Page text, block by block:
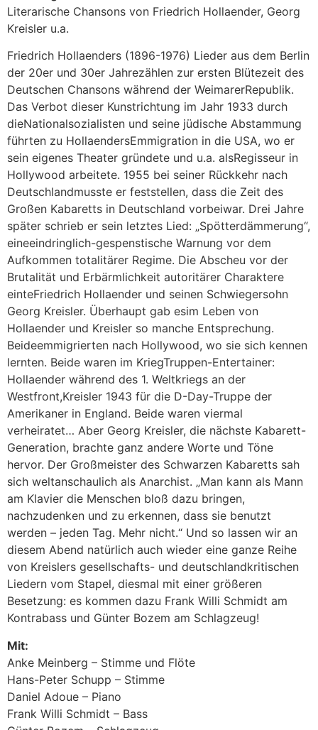
Literarische Chansons von Friedrich Hollaender, Georg
Kreisler u.a.
Friedrich Hollaenders (1896-1976) Lieder aus dem Berlin
der 20er und 30er Jahrezählen zur ersten Blütezeit des
Deutschen Chansons während der WeimarerRepublik.
Das Verbot dieser Kunstrichtung im Jahr 1933 durch
dieNationalsozialisten und seine jüdische Abstammung
führten zu HollaendersEmmigration in die USA, wo er
sein eigenes Theater gründete und u.a. alsRegisseur in
Hollywood arbeitete. 1955 bei seiner Rückkehr nach
Deutschlandmusste er feststellen, dass die Zeit des
Großen Kabaretts in Deutschland vorbeiwar. Drei Jahre
später schrieb er sein letztes Lied: „Spötterdämmerung“,
eineeindringlich-gespenstische Warnung vor dem
Aufkommen totalitärer Regime. Die Abscheu vor der
Brutalität und Erbärmlichkeit autoritärer Charaktere
einteFriedrich Hollaender und seinen Schwiegersohn
Georg Kreisler. Überhaupt gab esim Leben von
Hollaender und Kreisler so manche Entsprechung.
Beideemmigrierten nach Hollywood, wo sie sich kennen
lernten. Beide waren im KriegTruppen-Entertainer:
Hollaender während des 1. Weltkriegs an der
Westfront,Kreisler 1943 für die D-Day-Truppe der
Amerikaner in England. Beide waren viermal
verheiratet… Aber Georg Kreisler, die nächste Kabarett-
Generation, brachte ganz andere Worte und Töne
hervor. Der Großmeister des Schwarzen Kabaretts sah
sich weltanschaulich als Anarchist. „Man kann als Mann
am Klavier die Menschen bloß dazu bringen,
nachzudenken und zu erkennen, dass sie benutzt
werden – jeden Tag. Mehr nicht.“ Und so lassen wir an
diesem Abend natürlich auch wieder eine ganze Reihe
von Kreislers gesellschafts- und deutschlandkritischen
Liedern vom Stapel, diesmal mit einer größeren
Besetzung: es kommen dazu Frank Willi Schmidt am
Kontrabass und Günter Bozem am Schlagzeug!
Mit:
Anke Meinberg – Stimme und Flöte
Hans-Peter Schupp – Stimme
Daniel Adoue – Piano
Frank Willi Schmidt – Bass